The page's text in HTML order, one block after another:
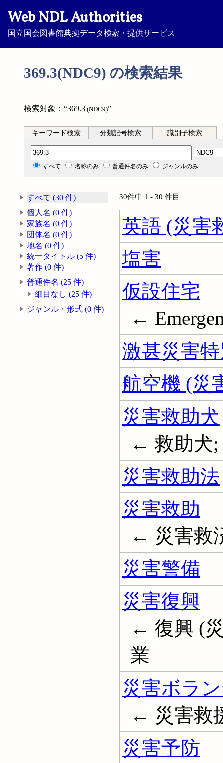
Web NDL Authorities
国立国会図書館典拠データ検索・提供サービス
369.3(NDC9) の検索結果
検索対象：“369.3 (NDC9)”
キーワード検索 分類記号検索 識別子検索
分類記号検索
すべて 名称のみ 普通件名のみ ジャンルのみ
すべて (30 件)
個人名 (0 件)
家族名 (0 件)
団体名 (0 件)
地名 (0 件)
統一タイトル (5 件)
著作 (0 件)
普通件名 (25 件)
細目なし (25 件)
ジャンル・形式 (0 件)
30件中 1 - 30 件目
英語 (災害
塩害
仮設住宅
←
激甚災害
航空機 (災
災害救助犬
← 救助犬;
災害救助法
災害救助
← 災害救
災害警備
災害復興
← 復興 (
業
災害ボラ
← 災害救
災害予防